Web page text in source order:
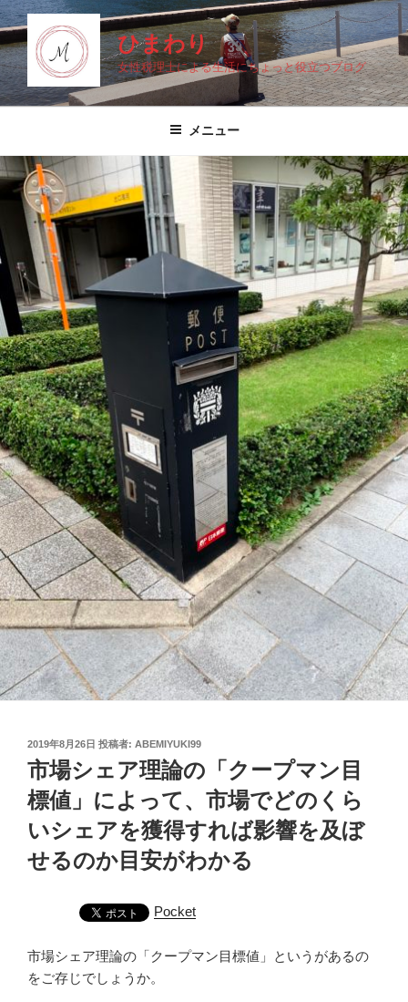
コ
ン
テ
ン
ツ
キ
ッ
ひまわり
女性税理士による生活にちょっと役立つブログ
メニュー
投
稿
日:
2019年8月26日 投稿者: ABEMIYUKI99
市場シェア理論の「クープマン目
標値」によって、市場でどのくら
いシェアを獲得すれば影響を及ぼ
せるのか目安がわかる
Pocket
市場シェア理論の「クープマン目標値」というがあるの
をご存じでしょうか。